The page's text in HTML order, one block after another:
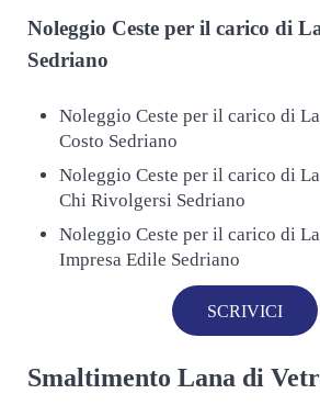
Noleggio Ceste per il carico di
Sedriano
Noleggio Ceste per il carico di
Costo Sedriano
Noleggio Ceste per il carico di
Chi Rivolgersi Sedriano
Noleggio Ceste per il carico di
Impresa Edile Sedriano
SCRIVICI
Smaltimento Lana di